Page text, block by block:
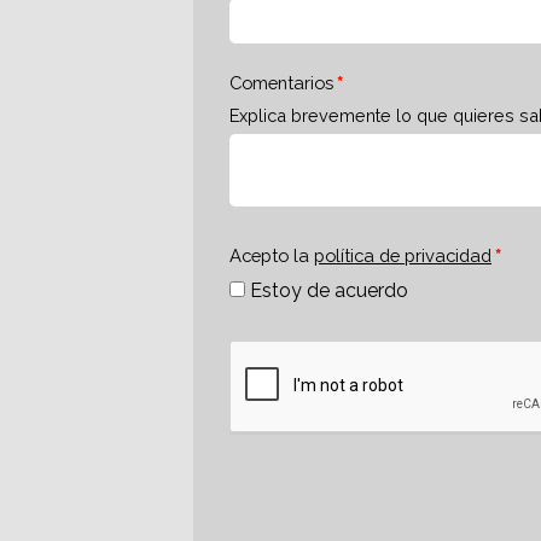
Comentarios
Explica brevemente lo que quieres
Acepto la política de privacidad
Estoy de acuerdo